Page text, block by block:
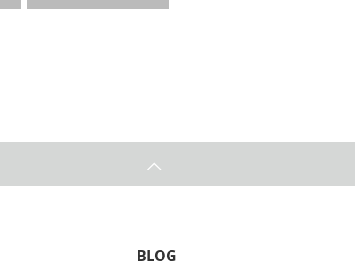
BLOG